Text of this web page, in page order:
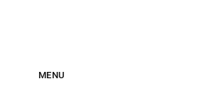
MENU